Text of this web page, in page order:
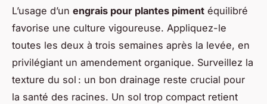
L’usage d’un engrais pour plantes piment équilibré
favorise une culture vigoureuse. Appliquez-le
toutes les deux à trois semaines après la levée, en
privilégiant un amendement organique. Surveillez la
texture du sol : un bon drainage reste crucial pour
la santé des racines. Un sol trop compact retient